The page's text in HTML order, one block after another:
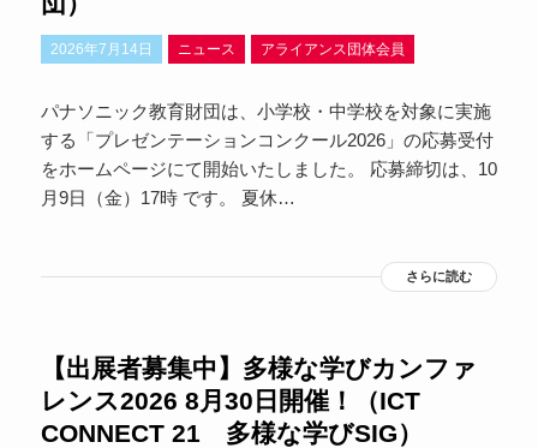
2026年7月14日 ニュース アライアンス団体会員
パナソニック教育財団は、小学校・中学校を対象に実施
する「プレゼンテーションコンクール2026」の応募受付
をホームページにて開始いたしました。 応募締切は、10
月9日（金）17時 です。 夏休…
さらに読む
【出展者募集中】多様な学びカンファ
レンス2026 8月30日開催！（ICT
CONNECT 21 多様な学びSIG）